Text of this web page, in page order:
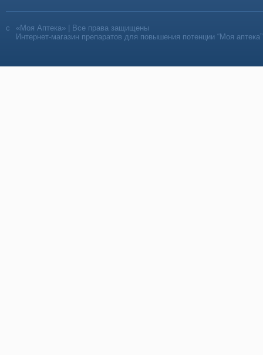
«Моя Аптека» | Все права защищены
Интернет-магазин препаратов для повышения потенции “Моя